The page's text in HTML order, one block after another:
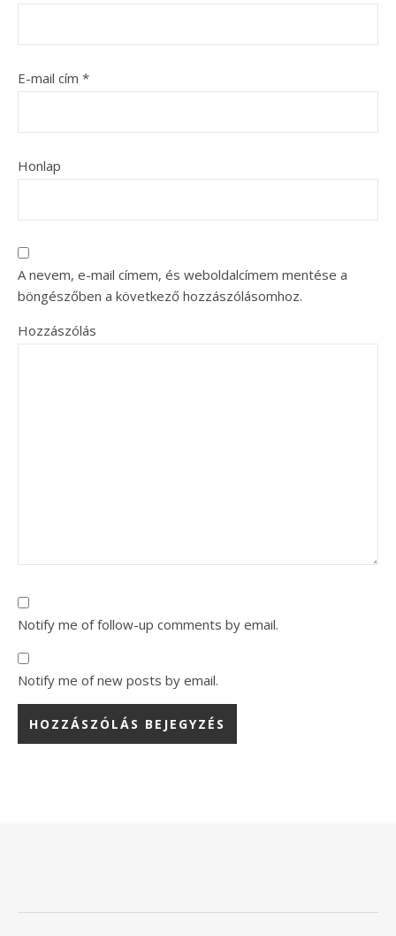
E-mail cím *
Honlap
A nevem, e-mail címem, és weboldalcímem mentése a
böngészőben a következő hozzászólásomhoz.
Hozzászólás
Notify me of follow-up comments by email.
Notify me of new posts by email.